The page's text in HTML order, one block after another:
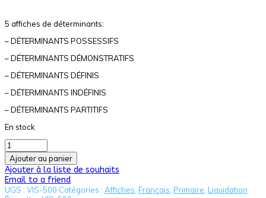
5 affiches de déterminants:
– DÉTERMINANTS POSSESSIFS
– DÉTERMINANTS DÉMONSTRATIFS
– DÉTERMINANTS DÉFINIS
– DÉTERMINANTS INDÉFINIS
– DÉTERMINANTS PARTITIFS
En stock
Ajouter au panier
Ajouter à la liste de souhaits
Email to a friend
UGS : VIS-500 Catégories : Affiches Français Primaire Liquidation